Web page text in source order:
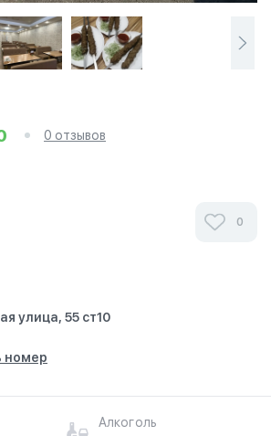
0 отзывов
0
улица, 55 ст10
номер
Алкоголь